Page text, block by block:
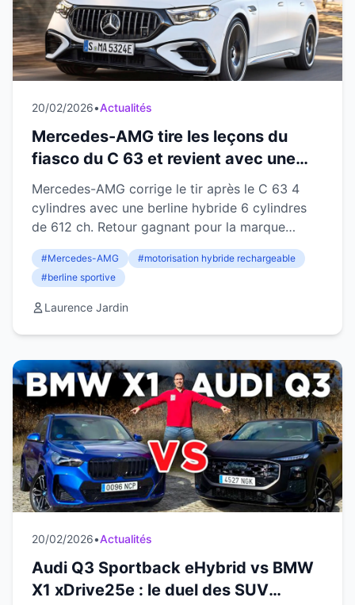
20/02/2026•Actualités
Mercedes-AMG tire les leçons du
fiasco du C 63 et revient avec une
berline hybride de 612 chevaux à six
cylindres
Mercedes-AMG corrige le tir après le C 63 4
cylindres avec une berline hybride 6 cylindres
de 612 ch. Retour gagnant pour la marque
allemande ?
#Mercedes-AMG
#motorisation hybride rechargeable
#berline sportive
Laurence Jardin
20/02/2026•Actualités
Audi Q3 Sportback eHybrid vs BMW
X1 xDrive25e : le duel des SUV